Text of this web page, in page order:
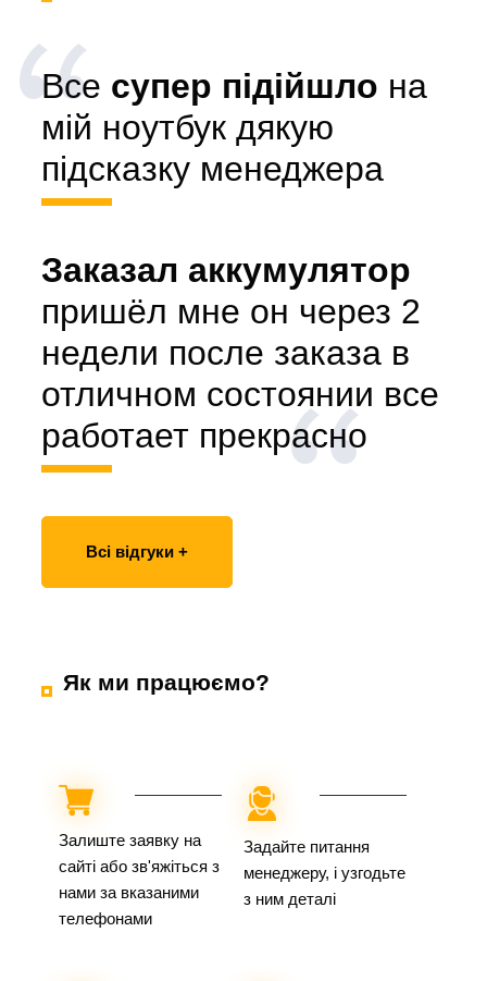
Все супер підійшло на
мій ноутбук дякую
підсказку менеджера
Заказал аккумулятор
пришёл мне он через 2
недели после заказа в
отличном состоянии все
работает прекрасно
Всі відгуки +
Як ми працюємо?
Залиште заявку на
сайті або зв'яжіться з
нами за вказаними
телефонами
Задайте питання
менеджеру, і узгодьте
з ним деталі